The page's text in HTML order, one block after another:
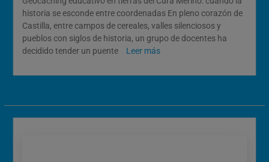
historia se esconde entre coordenadas En pleno corazón de
Castilla, entre campos de cereales, valles silenciosos y
pueblos con siglos de historia, un grupo de docentes ha
decidido tender un puente
Leer más